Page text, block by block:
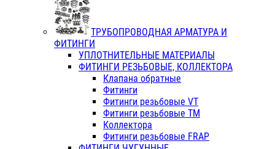
ТРУБОПРОВОДНАЯ АРМАТУРА И
ФИТИНГИ
УПЛОТНИТЕЛЬНЫЕ МАТЕРИАЛЫ
ФИТИНГИ РЕЗЬБОВЫЕ, КОЛЛЕКТОРА
Клапана обратные
Фитинги
Фитинги резьбовые VT
Фитинги резьбовые ТМ
Коллектора
Фитинги резьбовые FRAP